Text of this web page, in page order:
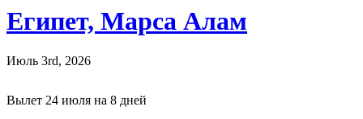
Египет, Марса Алам
Июль 3rd, 2026
Вылет 24 июля на 8 дней